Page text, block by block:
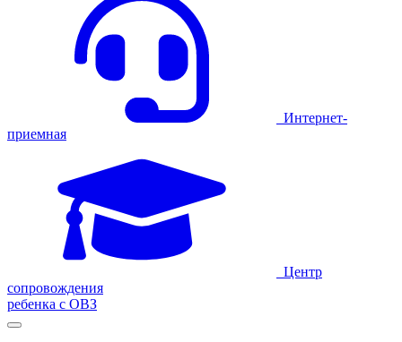
Интернет-
приемная
Центр
сопровождения
ребенка с ОВЗ